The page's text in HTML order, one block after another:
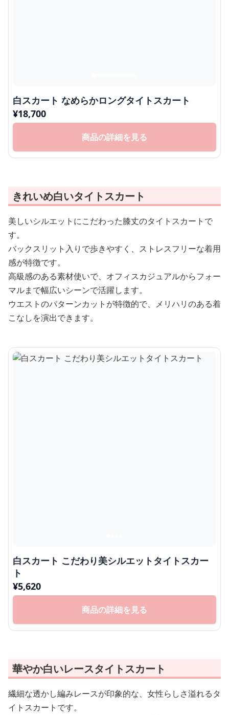
白スカート なめらかロングタイトスカート
¥18,700
商品の詳細を見る
きれいめ白いタイトスカート
美しいシルエットにこだわった膝丈のタイトスカートで
す。
バックスリット入りで歩きやすく、ストレスフリーな着用
感が特徴です。
高級感のある素材使いで、オフィスカジュアルからフォー
マルまで幅広いシーンで活躍します。
ウエストのパターンカットが特徴的で、メリハリのある着
こなしを演出できます。
白スカート こだわり美シルエットタイトスカー
ト
¥5,620
商品の詳細を見る
華やか白いレースタイトスカート
繊細な透かし編みレースが印象的な、女性らしさ溢れるタ
イトスカートです。